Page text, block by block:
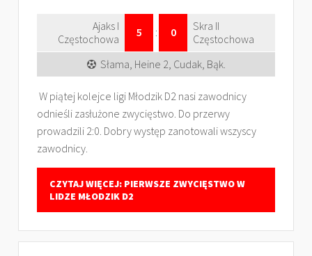
Ajaks I
Częstochowa
5 : 0
Skra II
Częstochowa
Słama, Heine 2, Cudak, Bąk.
W piątej kolejce ligi Młodzik D2 nasi zawodnicy
odnieśli zasłużone zwycięstwo. Do przerwy
prowadzili 2:0. Dobry występ zanotowali wszyscy
zawodnicy.
CZYTAJ WIĘCEJ: PIERWSZE ZWYCIĘSTWO W
LIDZE MŁODZIK D2